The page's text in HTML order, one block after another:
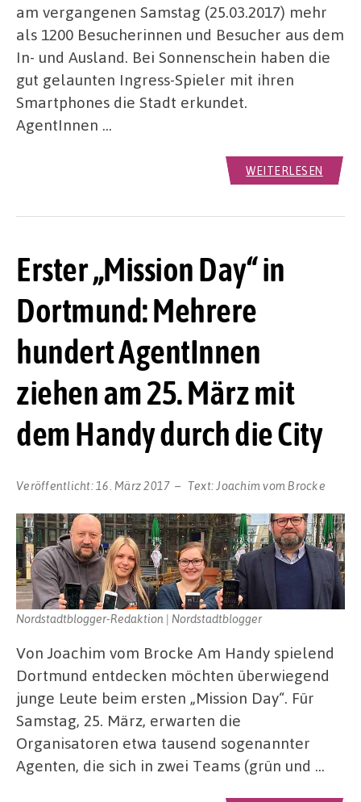
am vergangenen Samstag (25.03.2017) mehr
als 1200 Besucherinnen und Besucher aus dem
In- und Ausland. Bei Sonnenschein haben die
gut gelaunten Ingress-Spieler mit ihren
Smartphones die Stadt erkundet.
AgentInnen …
WEITERLESEN
Erster „Mission Day“ in
Dortmund: Mehrere
hundert AgentInnen
ziehen am 25. März mit
dem Handy durch die City
Veröffentlicht: 16. März 2017 Text: Joachim vom Brocke
Nordstadtblogger-Redaktion | Nordstadtblogger
Von Joachim vom Brocke Am Handy spielend
Dortmund entdecken möchten überwiegend
junge Leute beim ersten „Mission Day“. Für
Samstag, 25. März, erwarten die
Organisatoren etwa tausend sogenannter
Agenten, die sich in zwei Teams (grün und …